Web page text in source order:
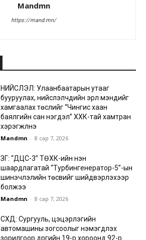
Mandmn
https://mand.mn/
НИЙСЛЭЛ: Улаанбаатарын утааг
бууруулах, нийслэлчүүдийн эрүүл мэндийг
хамгаалах төслийг “Чингис хаан
баялгийн сан нэгдэл” ХХК-тай хамтран
хэрэгжүүлнэ
Mandmn - 8 сар 7, 2026
ЗГ: “ДЦС-3” ТӨХК-ийн нэн
шаардлагатай “Турбингенератор-5”-ын
шинэчлэлийн төсвийг шийдвэрлэхээр
болжээ
Mandmn - 8 сар 7, 2026
СХД: Сургууль, цэцэрлэгийн
автомашины зогсоолыг нэмэгдүүлэх
зорилгоор дүүргийн 19-р хороонд 92-р